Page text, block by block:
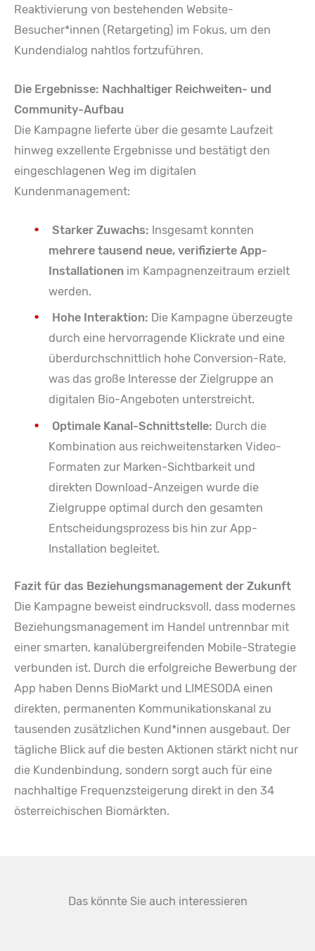
Reaktivierung von bestehenden Website-
Besucher*innen (Retargeting) im Fokus, um den
Kundendialog nahtlos fortzuführen.
Die Ergebnisse: Nachhaltiger Reichweiten- und
Community-Aufbau
Die Kampagne lieferte über die gesamte Laufzeit
hinweg exzellente Ergebnisse und bestätigt den
eingeschlagenen Weg im digitalen
Kundenmanagement:
Starker Zuwachs: Insgesamt konnten
mehrere tausend neue, verifizierte App-
Installationen im Kampagnenzeitraum erzielt
werden.
Hohe Interaktion: Die Kampagne überzeugte
durch eine hervorragende Klickrate und eine
überdurchschnittlich hohe Conversion-Rate,
was das große Interesse der Zielgruppe an
digitalen Bio-Angeboten unterstreicht.
Optimale Kanal-Schnittstelle: Durch die
Kombination aus reichweitenstarken Video-
Formaten zur Marken-Sichtbarkeit und
direkten Download-Anzeigen wurde die
Zielgruppe optimal durch den gesamten
Entscheidungsprozess bis hin zur App-
Installation begleitet.
Fazit für das Beziehungsmanagement der Zukunft
Die Kampagne beweist eindrucksvoll, dass modernes
Beziehungsmanagement im Handel untrennbar mit
einer smarten, kanalübergreifenden Mobile-Strategie
verbunden ist. Durch die erfolgreiche Bewerbung der
App haben Denns BioMarkt und LIMESODA einen
direkten, permanenten Kommunikationskanal zu
tausenden zusätzlichen Kund*innen ausgebaut. Der
tägliche Blick auf die besten Aktionen stärkt nicht nur
die Kundenbindung, sondern sorgt auch für eine
nachhaltige Frequenzsteigerung direkt in den 34
österreichischen Biomärkten.
Das könnte Sie auch interessieren